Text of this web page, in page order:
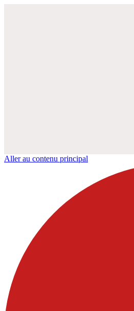
Aller au contenu principal